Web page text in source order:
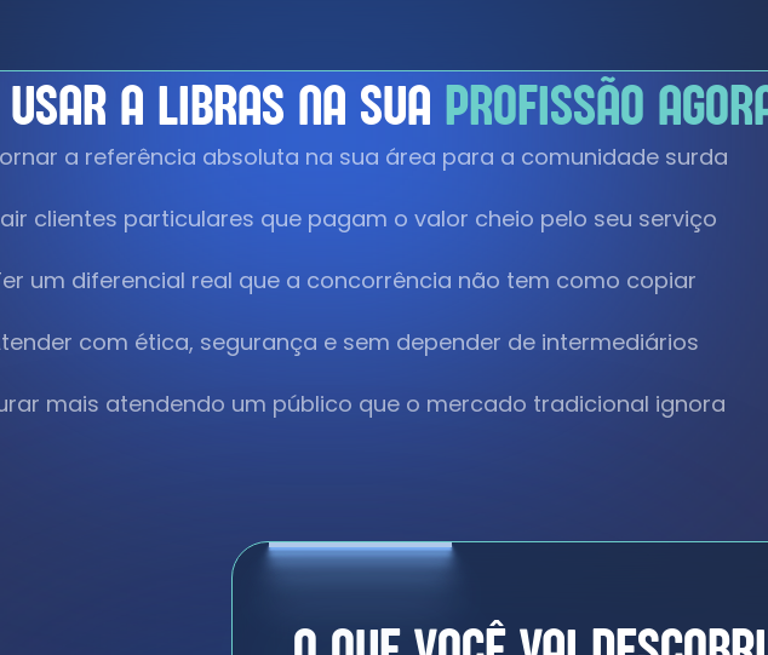
USAR A LIBRAS NA SUA PROFISSÃO
a referência absoluta na sua área para a comunidade surda
clientes particulares que pagam o valor cheio pelo seu serviço
um diferencial real que a concorrência não tem como copiar
com ética, segurança e sem depender de intermediários
mais atendendo um público que o mercado tradicional ignora